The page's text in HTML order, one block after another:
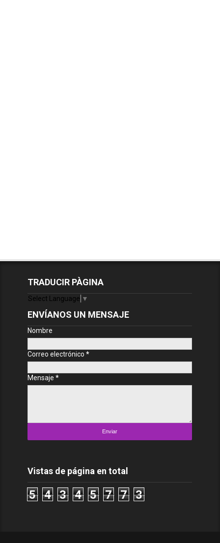
TRADUCIR PÀGINA
Select Language ▼
ENVÍANOS UN MENSAJE
Nombre
Correo electrónico*
Mensaje*
Vistas de página en total
5 4 3 4 5 7 7 3